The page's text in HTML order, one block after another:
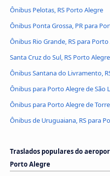
Ônibus Pelotas, RS Porto Alegre
Ônibus Ponta Grossa, PR para
Ônibus Rio Grande, RS para
Santa Cruz do Sul, RS Porto
Ônibus Santana do Livramento,
Ônibus para Porto Alegre de São
Ônibus para Porto Alegre de
Ônibus de Uruguaiana, RS para
Traslados populares do
Porto Alegre